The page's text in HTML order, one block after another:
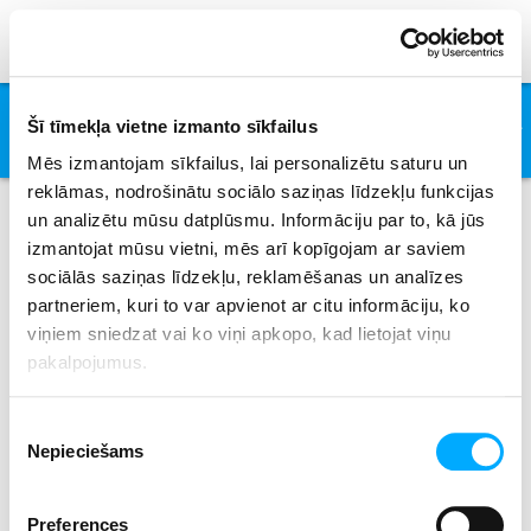
Šī tīmekļa vietne izmanto sīkfailus
Mēs izmantojam sīkfailus, lai personalizētu saturu un
reklāmas, nodrošinātu sociālo saziņas līdzekļu funkcijas
un analizētu mūsu datplūsmu. Informāciju par to, kā jūs
izmantojat mūsu vietni, mēs arī kopīgojam ar saviem
sociālās saziņas līdzekļu, reklamēšanas un analīzes
partneriem, kuri to var apvienot ar citu informāciju, ko
viņiem sniedzat vai ko viņi apkopo, kad lietojat viņu
pakalpojumus.
izvēle
Nepieciešams
Preferences
One Sweet Day
Connection
Password